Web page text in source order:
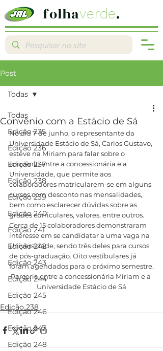
folhaverde.
Post
Todas
Edição 235
Edição 236
Edição 237
Edição 238
Edição 239
Edição 240
Edição 241
Edição 242
Edição 243
Edição 244
Edição 245
Edição 246
Edição 247
Edição 248
Todas
Convênio com a Estácio de Sá
No dia 7 de junho, o representante da
Universidade Estácio de Sá, Carlos Gustavo,
esteve na Miriam para falar sobre o
convênio entre a concessionária e a
Universidade, que permite aos
colaboradores matricularem-se em alguns
cursos com desconto nas mensalidades,
bem como esclarecer dúvidas sobre as
grades curriculares, valores, entre outros.
Cerca de 15 colaboradores demonstraram
interesse em se candidatar a uma vaga na
Universidade, sendo três deles para cursos
de pós-graduação. Oito vestibulares já
foram agendados para o próximo semestre.
Parceria entre a concessionária Miriam e a
Universidade Estácio de Sá
Edição 238